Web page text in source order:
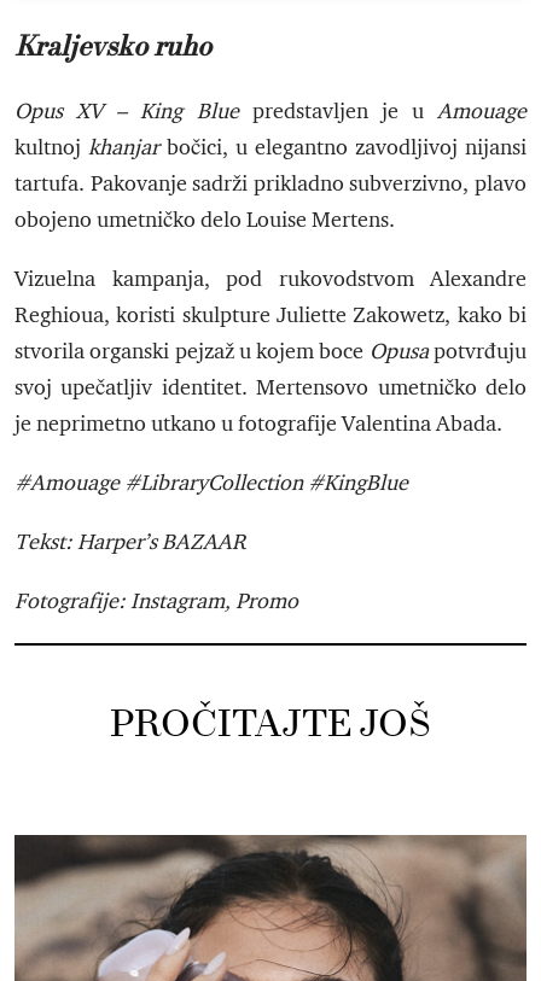
Kraljevsko ruho
Opus XV – King Blue predstavljen je u Amouage
kultnoj khanjarbočici, u elegantno zavodljivoj nijansi
tartufa. Pakovanje sadrži prikladno subverzivno, plavo
obojeno umetničko delo Louise Mertens.
Vizuelna kampanja, pod rukovodstvom Alexandre
Reghioua, koristi skulpture Juliette Zakowetz, kako bi
stvorila organski pejzaž u kojem boce Opusapotvrđuju
svoj upečatljiv identitet. Mertensovo umetničko delo
je neprimetno utkano u fotografije Valentina Abada.
#Amouage #LibraryCollection #KingBlue
Tekst: Harper’s BAZAAR
Fotografije: Instagram, Promo
PROČITAJTE JOŠ